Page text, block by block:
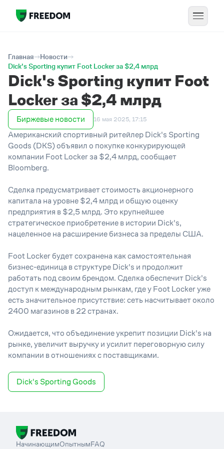
Главная
Новости
Dick's Sporting купит Foot Locker за $2,4 млрд
Dick's Sporting купит Foot
Locker за $2,4 млрд
Биржевые новости 16 мая 2025, 17:15
Американский спортивный ритейлер Dick's Sporting
Goods (DKS) объявил о покупке конкурирующей
компании Foot Locker за $2,4 млрд, сообщает
Bloomberg.
Сделка предусматривает стоимость акционерного
капитала на уровне $2,4 млрд и общую оценку
предприятия в $2,5 млрд. Это крупнейшее
стратегическое приобретение в истории Dick's,
нацеленное на расширение бизнеса за пределы США.
Foot Locker будет сохранена как самостоятельная
бизнес-единица в структуре Dick's и продолжит
работать под своим брендом. Сделка обеспечит Dick's
доступ к международным рынкам, где у Foot Locker уже
есть значительное присутствие: сеть насчитывает около
2400 магазинов в 22 странах.
Ожидается, что объединение укрепит позиции Dick's на
рынке, увеличит выручку и усилит переговорную силу
компании в отношениях с поставщиками.
Dick's Sporting Goods
НачинающимОпытнымFAQ